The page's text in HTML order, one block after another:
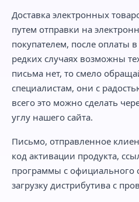
Доставка электронных
путем отправки на
покупателем, после оплаты
редких случаях возможны
письма нет, то смело
специалистам, они с
всего это можно сделать
углу нашего сайта.
Письмо, отправленное
код активации продукта,
программы с официального
загрузку дистрибутива с